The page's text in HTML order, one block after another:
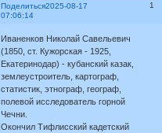
Поделиться 1
2025-08-17
07:06:14
Иваненков Николай Савельевич
(1850, ст. Кужорская - 1925,
Екатеринодар) - кубанский казак,
землеустроитель, картограф,
статистик, этнограф, географ,
полевой исследователь горной
Чечни.
Окончил Тифлисский кадетский